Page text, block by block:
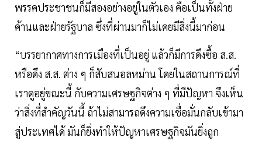
พรรคประชาชนก็มีสองอย่างอยู่ในตัวเอง คือเป็นทั้งฝ่าย
ค้านและฝ่ายรัฐบาล ซึ่งที่ผ่านมาก็ไม่เคยมีสิ่งนี้มาก่อน
“บรรยากาศทางการเมืองที่เป็นอยู่ แล้วก็มีการดึงซื้อ ส.ส.
หรือดึง ส.ส. ต่าง ๆ ก็สับสนอลหม่าน โดยในสถานการณ์ที่
เราดูอยู่ขณะนี้ กับความเศรษฐกิจต่าง ๆ ที่มีปัญหา จึงเห็น
ว่าสิ่งที่สำคัญวันนี้ ถ้าไม่สามารถดึงความเชื่อมั่นกลับเข้ามา
สู่ประเทศได้ มันก็ยิ่งทำให้ปัญหาเศรษฐกิจมันยิ่งถูก